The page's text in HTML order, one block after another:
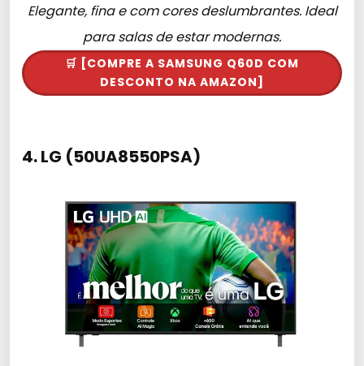
Elegante, fina e com cores deslumbrantes. Ideal
para salas de estar modernas.
🛒 [COMPRE A SAMSUNG Q60D COM
DESCONTO NA AMAZON]
4. LG (50UA8550PSA)